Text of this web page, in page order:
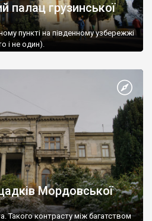
палац грузинської
пункті на південному узбережжі
і не один).
Мордовської
Такого контрасту між багатством